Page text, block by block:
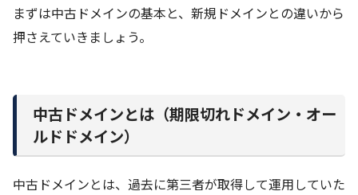
まずは中古ドメインの基本と、新規ドメインとの違いから
押さえていきましょう。
中古ドメインとは（期限切れドメイン・オー
ルドドメイン）
中古ドメインとは、過去に第三者が取得して運用していた